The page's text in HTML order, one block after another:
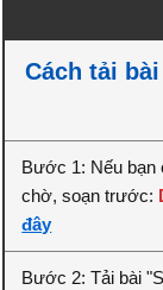
Cách tải
Bước 1: Nếu bạn
chờ, soạn trước:
đây
Bước 2: Tải bài